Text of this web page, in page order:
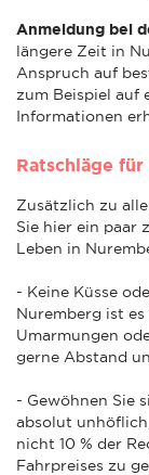
Anmeldung bei
längere Zeit in
Anspruch auf
zum Beispiel auf
Informationen
Ratschläge
Zusätzlich zu
Sie hier ein paar
Leben in
- Keine Küsse
Nuremberg ist
Umarmungen
gerne Abstand
- Gewöhnen Sie
absolut
nicht 10 % der
Fahrpreises zu